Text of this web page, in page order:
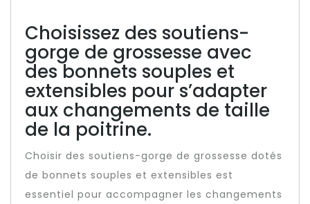
Choisissez des soutiens-
gorge de grossesse avec
des bonnets souples et
extensibles pour s’adapter
aux changements de taille
de la poitrine.
Choisir des soutiens-gorge de grossesse dotés
de bonnets souples et extensibles est
essentiel pour accompagner les changements